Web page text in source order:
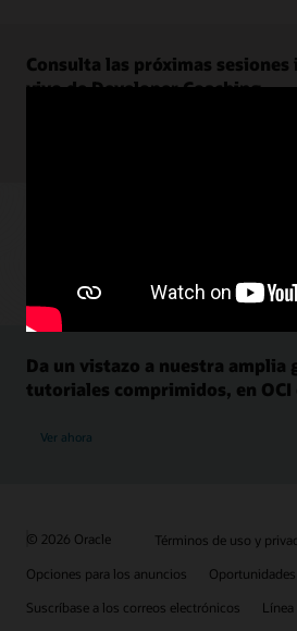
Consulta las próximas
vivo de Developer Coaching.
Da un vistazo a nuestra amplia
tutoriales comprimidos, en OCI
Ver ahora
© 2026 Oracle
Términos de uso y
Opciones para los anuncios
Suscríbase a los correos electrónicos
Línea